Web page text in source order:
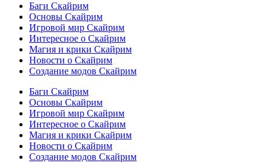
Баги Скайрим
Основы Скайрим
Игровой мир Скайрим
Интересное о Скайрим
Магия и крики Скайрим
Новости о Скайрим
Создание модов Скайрим
Баги Скайрим
Основы Скайрим
Игровой мир Скайрим
Интересное о Скайрим
Магия и крики Скайрим
Новости о Скайрим
Создание модов Скайрим